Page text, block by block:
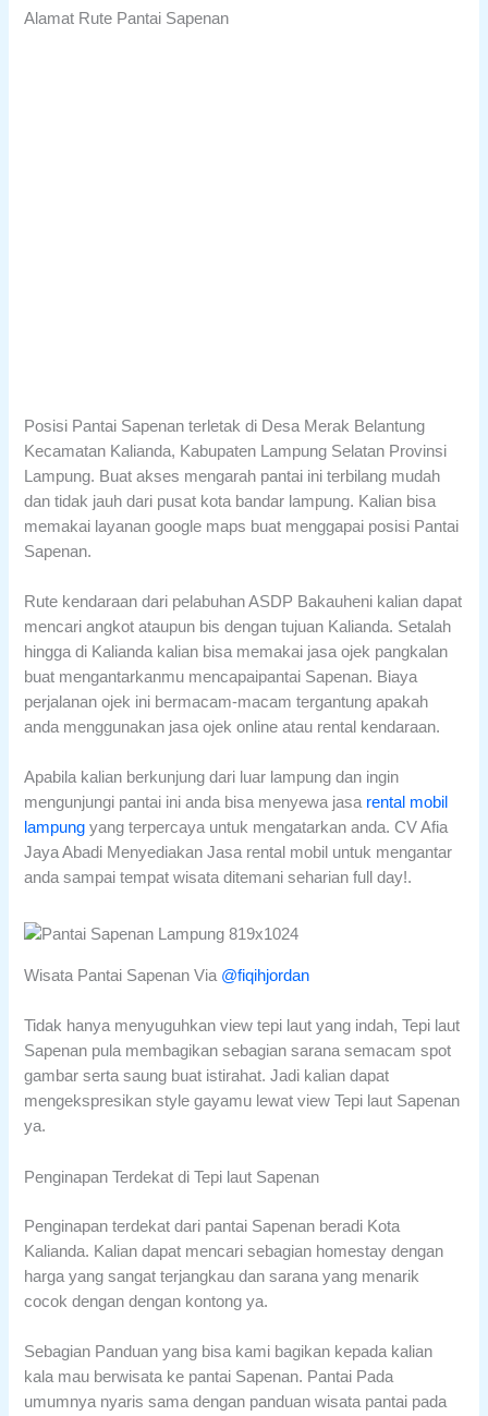
Alamat Rute Pantai Sapenan
Posisi Pantai Sapenan terletak di Desa Merak Belantung
Kecamatan Kalianda, Kabupaten Lampung Selatan Provinsi
Lampung. Buat akses mengarah pantai ini terbilang mudah
dan tidak jauh dari pusat kota bandar lampung. Kalian bisa
memakai layanan google maps buat menggapai posisi Pantai
Sapenan.
Rute kendaraan dari pelabuhan ASDP Bakauheni kalian dapat
mencari angkot ataupun bis dengan tujuan Kalianda. Setalah
hingga di Kalianda kalian bisa memakai jasa ojek pangkalan
buat mengantarkanmu mencapaipantai Sapenan. Biaya
perjalanan ojek ini bermacam-macam tergantung apakah
anda menggunakan jasa ojek online atau rental kendaraan.
Apabila kalian berkunjung dari luar lampung dan ingin
mengunjungi pantai ini anda bisa menyewa jasa rental mobil
lampung yang terpercaya untuk mengatarkan anda. CV Afia
Jaya Abadi Menyediakan Jasa rental mobil untuk mengantar
anda sampai tempat wisata ditemani seharian full day!.
Wisata Pantai Sapenan Via @fiqihjordan
Tidak hanya menyuguhkan view tepi laut yang indah, Tepi laut
Sapenan pula membagikan sebagian sarana semacam spot
gambar serta saung buat istirahat. Jadi kalian dapat
mengekspresikan style gayamu lewat view Tepi laut Sapenan
ya.
Penginapan Terdekat di Tepi laut Sapenan
Penginapan terdekat dari pantai Sapenan beradi Kota
Kalianda. Kalian dapat mencari sebagian homestay dengan
harga yang sangat terjangkau dan sarana yang menarik
cocok dengan dengan kontong ya.
Sebagian Panduan yang bisa kami bagikan kepada kalian
kala mau berwisata ke pantai Sapenan. Pantai Pada
umumnya nyaris sama dengan panduan wisata pantai pada